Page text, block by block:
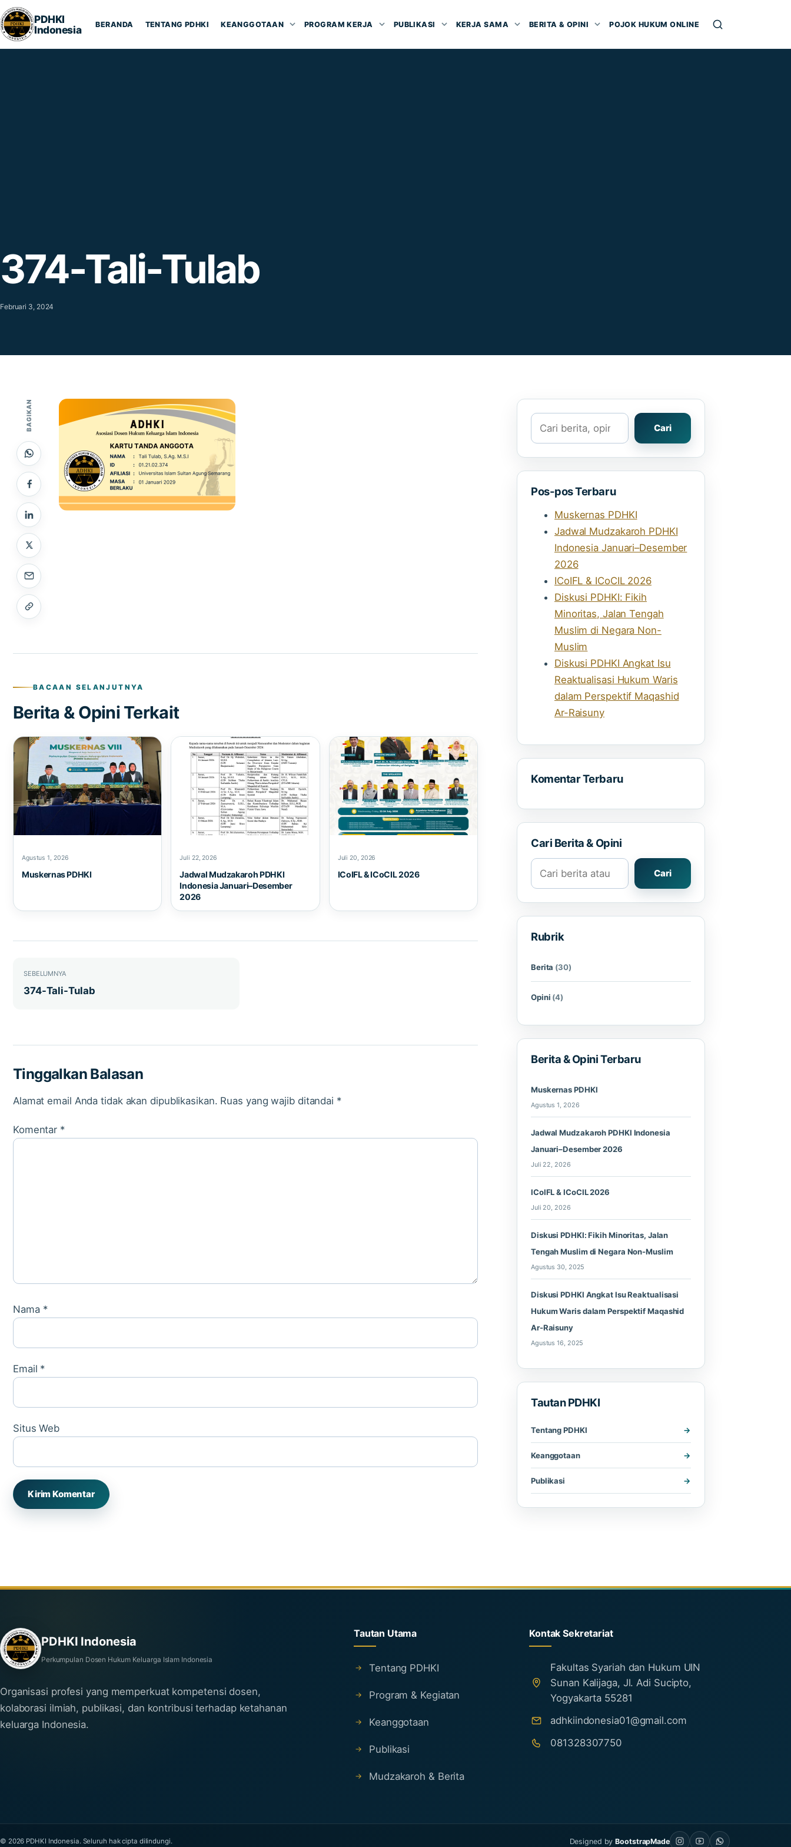
Lompat ke konten
PDHKI
Indonesia
BERANDA TENTANG PDHKI KEANGGOTAAN PROGRAM KERJA PUBLIKASI KERJA SAMA BERITA & OPINI POJOK HUKUM ONLINE
374-Tali-Tulab
Februari 3, 2024
BAGIKAN
BACAAN SELANJUTNYA
Berita & Opini Terkait
Agustus 1, 2026
Muskernas PDHKI
Juli 22, 2026
Jadwal Mudzakaroh PDHKI
Indonesia Januari–Desember
2026
Juli 20, 2026
ICoIFL & ICoCIL 2026
Navigasi pos
SEBELUMNYA
374-Tali-Tulab
Tinggalkan Balasan
Alamat email Anda tidak akan dipublikasikan. Ruas yang wajib ditandai *
Komentar *
Nama *
Email *
Situs Web
Cari
Cari
Pos-pos Terbaru
Muskernas PDHKI
Jadwal Mudzakaroh PDHKI
Indonesia Januari–Desember
2026
ICoIFL & ICoCIL 2026
Diskusi PDHKI: Fikih
Minoritas, Jalan Tengah
Muslim di Negara Non-
Muslim
Diskusi PDHKI Angkat Isu
Reaktualisasi Hukum Waris
dalam Perspektif Maqashid
Ar-Raisuny
Komentar Terbaru
Cari Berita & Opini
Cari berita atau opini
Cari
Rubrik
Berita (30)
Opini (4)
Berita & Opini Terbaru
Muskernas PDHKI
Agustus 1, 2026
Jadwal Mudzakaroh PDHKI Indonesia
Januari–Desember 2026
Juli 22, 2026
ICoIFL & ICoCIL 2026
Juli 20, 2026
Diskusi PDHKI: Fikih Minoritas, Jalan
Tengah Muslim di Negara Non-Muslim
Agustus 30, 2025
Diskusi PDHKI Angkat Isu Reaktualisasi
Hukum Waris dalam Perspektif Maqashid
Ar-Raisuny
Agustus 16, 2025
Tautan PDHKI
Tentang PDHKI
Keanggotaan
Publikasi
PDHKI Indonesia
Perkumpulan Dosen Hukum Keluarga Islam Indonesia
Organisasi profesi yang memperkuat kompetensi dosen,
kolaborasi ilmiah, publikasi, dan kontribusi terhadap ketahanan
keluarga Indonesia.
Tautan Utama
Tentang PDHKI
Program & Kegiatan
Keanggotaan
Publikasi
Mudzakaroh & Berita
Kontak Sekretariat
Fakultas Syariah dan Hukum UIN
Sunan Kalijaga, Jl. Adi Sucipto,
Yogyakarta 55281
adhkiindonesia01@gmail.com
081328307750
© 2026 PDHKI Indonesia. Seluruh hak cipta dilindungi. Designed byBootstrapMade